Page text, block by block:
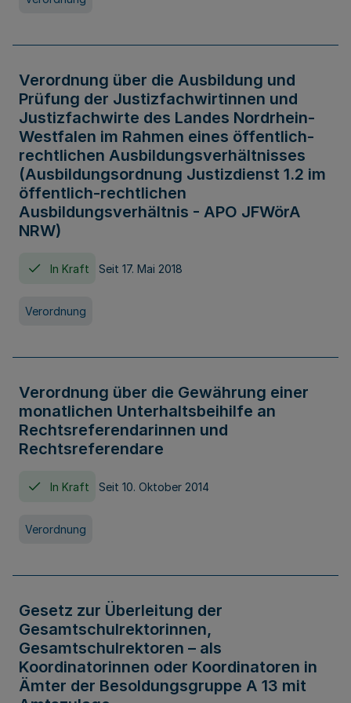
Verordnung über die Ausbildung und
Prüfung der Justizfachwirtinnen und
Justizfachwirte des Landes Nordrhein-
Westfalen im Rahmen eines öffentlich-
rechtlichen Ausbildungsverhältnisses
(Ausbildungsordnung Justizdienst 1.2 im
öffentlich-rechtlichen
Ausbildungsverhältnis - APO JFWörA
NRW)
In Kraft Seit 17. Mai 2018
Verordnung
Verordnung über die Gewährung einer
monatlichen Unterhaltsbeihilfe an
Rechtsreferendarinnen und
Rechtsreferendare
In Kraft Seit 10. Oktober 2014
Verordnung
Gesetz zur Überleitung der
Gesamtschulrektorinnen,
Gesamtschulrektoren – als
Koordinatorinnen oder Koordinatoren in
Ämter der Besoldungsgruppe A 13 mit